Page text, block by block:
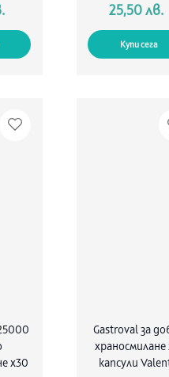
25,50 лв.
Купи сега
х30
Gastroval за
храносмилане
капсули